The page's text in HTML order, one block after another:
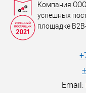
Компания
успешных
площадке
Email: